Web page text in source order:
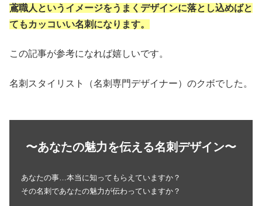
鳶職人というイメージをうまくデザインに落とし込めばと
てもカッコいい名刺になります。
この記事が参考になれば嬉しいです。
名刺スタイリスト（名刺専門デザイナー）のクボでした。
〜あなたの魅力を伝える名刺デザイン〜
あなたの事…本当に知ってもらえていますか？
その名刺であなたの魅力が伝わっていますか？